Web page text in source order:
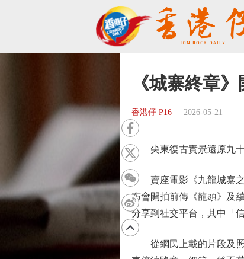
《城寨終章
香港仔 P16 2026-05-21
尖東復古實景還原九十
賣座電影《九龍城寨之圍
布會開拍前傳《龍頭》及
分享到社交平台，其中「
從網民上載的片段及照